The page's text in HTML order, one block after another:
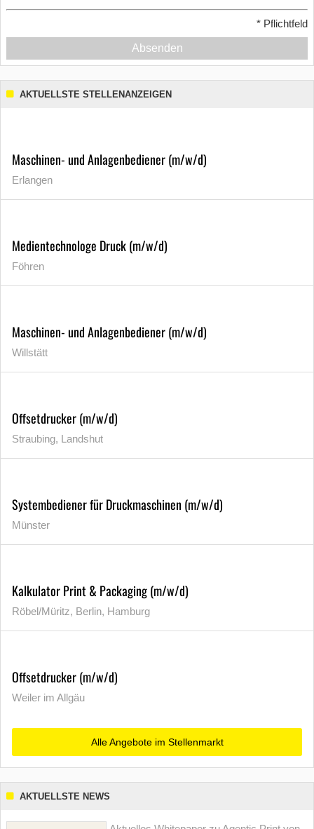
* Pflichtfeld
Absenden
AKTUELLSTE STELLENANZEIGEN
Maschinen- und Anlagenbediener (m/w/d)
Erlangen
Medientechnologe Druck (m/w/d)
Föhren
Maschinen- und Anlagenbediener (m/w/d)
Willstätt
Offsetdrucker (m/w/d)
Straubing, Landshut
Systembediener für Druckmaschinen (m/w/d)
Münster
Kalkulator Print & Packaging (m/w/d)
Röbel/Müritz, Berlin, Hamburg
Offsetdrucker (m/w/d)
Weiler im Allgäu
Alle Angebote im Stellenmarkt
AKTUELLSTE NEWS